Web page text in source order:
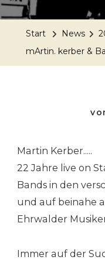
Start News
mArtin. kerber &
Martin Kerber.....
22 Jahre live on
Bands in den
und auf beinahe
Ehrwalder
Immer auf der